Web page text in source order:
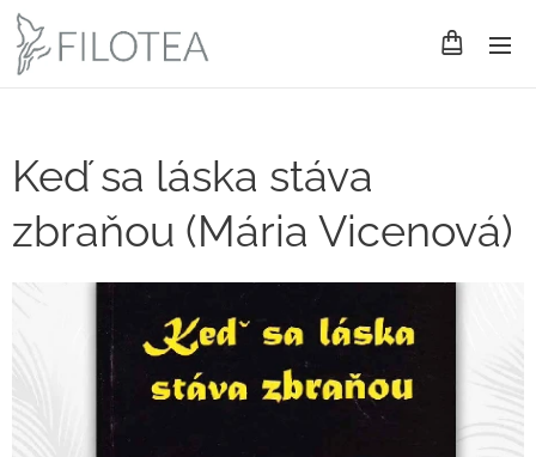
Keď sa láska stáva
zbraňou (Mária Vicenová)